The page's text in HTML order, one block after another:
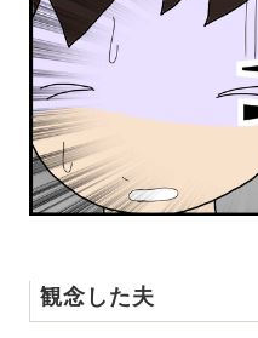
観念した夫